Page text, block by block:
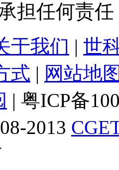
担任何责任
于我们 | 世
式 | 网站地
| 粤ICP备
2013